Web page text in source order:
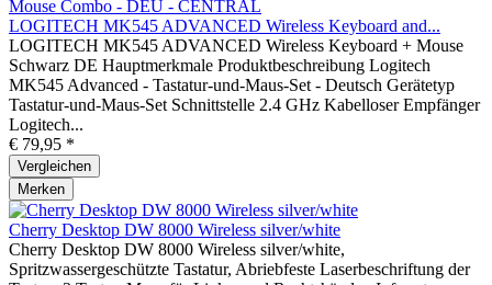
LOGITECH MK545 ADVANCED Wireless Keyboard and...
LOGITECH MK545 ADVANCED Wireless Keyboard + Mouse
Schwarz DE Hauptmerkmale Produktbeschreibung Logitech
MK545 Advanced - Tastatur-und-Maus-Set - Deutsch Gerätetyp
Tastatur-und-Maus-Set Schnittstelle 2.4 GHz Kabelloser Empfänger
Logitech...
€ 79,95 *
Vergleichen
Merken
Cherry Desktop DW 8000 Wireless silver/white
Cherry Desktop DW 8000 Wireless silver/white,
Spritzwassergeschützte Tastatur, Abriebfeste Laserbeschriftung der